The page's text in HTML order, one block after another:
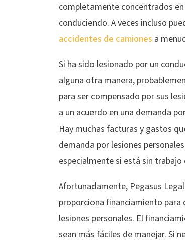
completamente concentrados
conduciendo. A veces incluso
accidentes de camiones a
Si ha sido lesionado por un
alguna otra manera,
para ser compensado por sus
a un acuerdo en una demanda
Hay muchas facturas y gastos
demanda por lesiones
especialmente si está sin
Afortunadamente, Pegasus
proporciona financiamiento para
lesiones personales. El
sean más fáciles de manejar. Si